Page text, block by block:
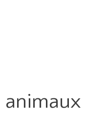
animaux